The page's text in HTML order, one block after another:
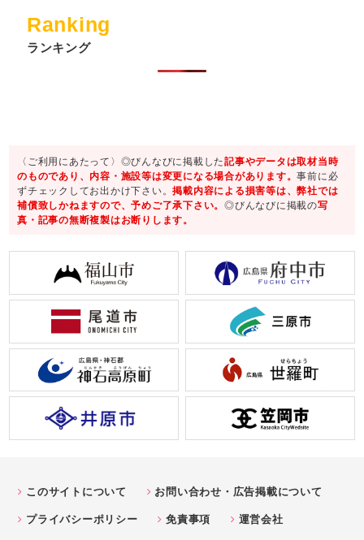
Ranking
ランキング
〈ご利用にあたって〉◎びんなびに掲載した記事やデータは取材当時
のものであり、内容・施設等は変更になる場合があります。事前に必
ずチェックしてお出かけ下さい。掲載内容による損害等は、弊社では
補償致しかねますので、予めご了承下さい。◎びんなびに掲載の写
真・記事の無断複製はお断りします。
このサイトについて
お問い合わせ・広告掲載について
プライバシーポリシー
免責事項 運営会社